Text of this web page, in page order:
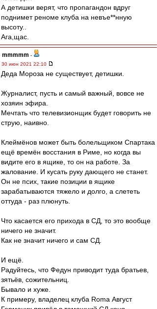
А детишки верят, что пропагандон вдруг
поднимет реноме клуба на невъе**нную
высоту..
Ага,щас.
mmmmm -
30 июн 2021 22:10
Деда Мороза не существует, детишки.
Журналист, пусть и самый важный, вовсе не
хозяин эфира.
Мечтать что телевизионщик будет говорить не
струю, наивно.
Клеймёнов может быть болельщиком Спартака
ещё времён восстания в Риме, но когда вы
видите его в ящике, то он на работе. За
жалование. И кусать руку дающего не станет.
Он не псих, такие позиции в ящике
зарабатываются тяжело и долго, а слететь
оттуда - раз плюнуть.
Что касается его прихода в СД, то это вообще
ничего не значит.
Как не значит ничего и сам СД.
И ещё.
Радуйтесь, что Федун приводит туда братьев,
зятьёв, сожительниц.
Бывало и хуже.
К примеру, владелец клуба Roma Август